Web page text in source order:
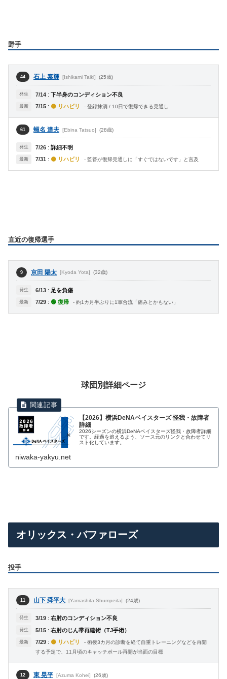
野手
44 石上 泰輝 [Ishikami Taiki] (25歳)
発生 7/14 : 下半身のコンディション不良
最新 7/15 : 🟡 リハビリ - 登録抹消 / 10日で復帰できる見通し
61 蝦名 達夫 [Ebina Tatsuo] (28歳)
発生 7/26 : 詳細不明
最新 7/31 : 🟡 リハビリ - 監督が復帰見通しに「すぐではないです」と言及
直近の復帰選手
9 京田 陽太 [Kyoda Yota] (32歳)
発生 6/13 : 足を負傷
最新 7/29 : 🟢 復帰 - 約1カ月半ぶりに1軍合流「痛みとかもない」
球団別詳細ページ
【2026】横浜DeNAベイスターズ 怪我・故障者
詳細
2026シーズンの横浜DeNAベイスターズ怪我・故障者詳細
です。経過を追えるよう、ソース元のリンクと合わせてリ
スト化しています。
niwaka-yakyu.net
オリックス・バファローズ
投手
11 山下 舜平大 [Yamashita Shumpeita] (24歳)
発生 3/19 : 右肘のコンディション不良
発生 5/15 : 右肘のじん帯再建術（TJ手術）
最新 7/29 : 🟡 リハビリ
- 術後3カ月の診断を経て自重トレーニングなどを再開
する予定で、11月頃のキャッチボール再開が当面の目標
12 東 晃平 [Azuma Kohei] (26歳)